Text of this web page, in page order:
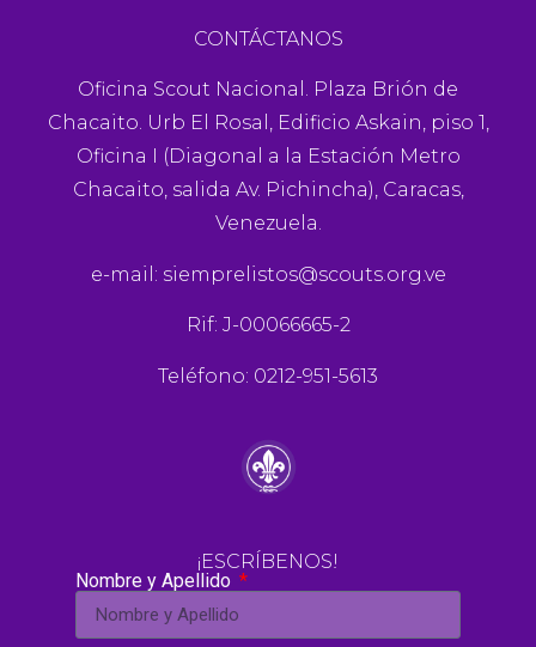
CONTÁCTANOS
Oficina Scout Nacional. Plaza Brión de
Chacaito. Urb El Rosal, Edificio Askain, piso 1,
Oficina I (Diagonal a la Estación Metro
Chacaito, salida Av. Pichincha), Caracas,
Venezuela.
e-mail: siemprelistos@scouts.org.ve
Rif: J-00066665-2
Teléfono: 0212-951-5613
¡ESCRÍBENOS!
Nombre y Apellido